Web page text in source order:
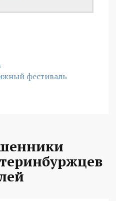
фестиваль